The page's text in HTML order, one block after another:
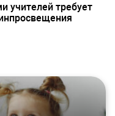
учителей требует